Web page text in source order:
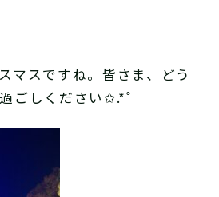
マスですね。皆さま、どう
ごしください✩.*˚